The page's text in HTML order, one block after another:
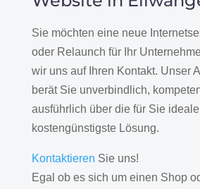
Sie möchten eine neue
oder Relaunch für Ihr
wir uns auf Ihren Kontakt. Unser
berät Sie unverbindlich,
ausführlich über die für Sie
kostengünstigste Lösung.
Kontaktieren Sie uns!
Egal ob es sich um einen Shop